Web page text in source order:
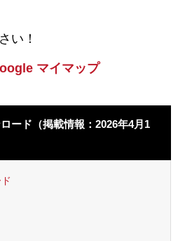
い！
マイマップ
ード（掲載情報：2026年4月1